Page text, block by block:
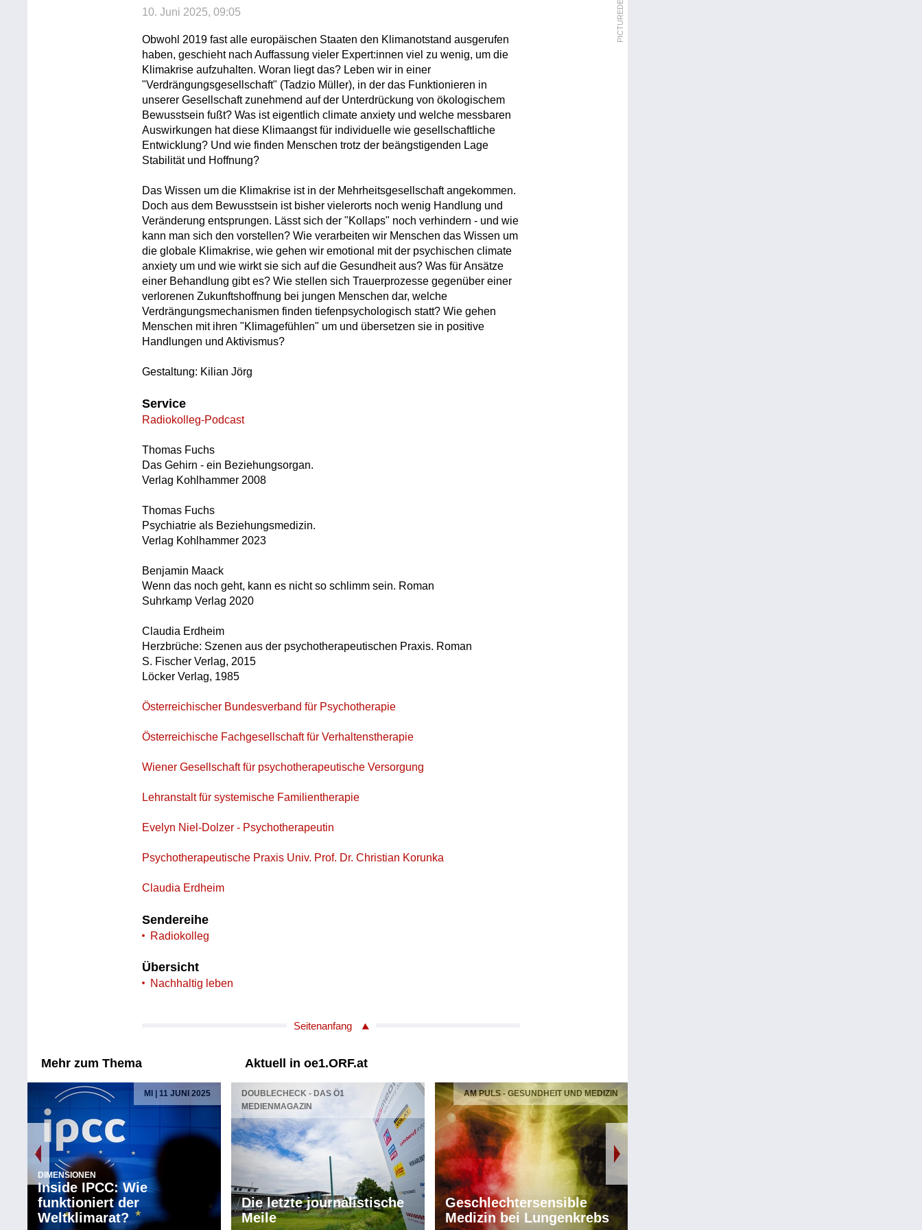
10. Juni 2025, 09:05
Obwohl 2019 fast alle europäischen Staaten den Klimanotstand ausgerufen
haben, geschieht nach Auffassung vieler Expert:innen viel zu wenig, um die
Klimakrise aufzuhalten. Woran liegt das? Leben wir in einer
"Verdrängungsgesellschaft" (Tadzio Müller), in der das Funktionieren in
unserer Gesellschaft zunehmend auf der Unterdrückung von ökologischem
Bewusstsein fußt? Was ist eigentlich climate anxiety und welche messbaren
Auswirkungen hat diese Klimaangst für individuelle wie gesellschaftliche
Entwicklung? Und wie finden Menschen trotz der beängstigenden Lage
Stabilität und Hoffnung?
Das Wissen um die Klimakrise ist in der Mehrheitsgesellschaft angekommen.
Doch aus dem Bewusstsein ist bisher vielerorts noch wenig Handlung und
Veränderung entsprungen. Lässt sich der "Kollaps" noch verhindern - und wie
kann man sich den vorstellen? Wie verarbeiten wir Menschen das Wissen um
die globale Klimakrise, wie gehen wir emotional mit der psychischen climate
anxiety um und wie wirkt sie sich auf die Gesundheit aus? Was für Ansätze
einer Behandlung gibt es? Wie stellen sich Trauerprozesse gegenüber einer
verlorenen Zukunftshoffnung bei jungen Menschen dar, welche
Verdrängungsmechanismen finden tiefenpsychologisch statt? Wie gehen
Menschen mit ihren "Klimagefühlen" um und übersetzen sie in positive
Handlungen und Aktivismus?
Gestaltung: Kilian Jörg
Service
Radiokolleg-Podcast
Thomas Fuchs
Das Gehirn - ein Beziehungsorgan.
Verlag Kohlhammer 2008
Thomas Fuchs
Psychiatrie als Beziehungsmedizin.
Verlag Kohlhammer 2023
Benjamin Maack
Wenn das noch geht, kann es nicht so schlimm sein. Roman
Suhrkamp Verlag 2020
Claudia Erdheim
Herzbrüche: Szenen aus der psychotherapeutischen Praxis. Roman
S. Fischer Verlag, 2015
Löcker Verlag, 1985
Österreichischer Bundesverband für Psychotherapie
Österreichische Fachgesellschaft für Verhaltenstherapie
Wiener Gesellschaft für psychotherapeutische Versorgung
Lehranstalt für systemische Familientherapie
Evelyn Niel-Dolzer - Psychotherapeutin
Psychotherapeutische Praxis Univ. Prof. Dr. Christian Korunka
Claudia Erdheim
Sendereihe
Radiokolleg
Übersicht
Nachhaltig leben
Seitenanfang
Mehr zum Thema
MI | 11 JUNI 2025
DIMENSIONEN
Inside IPCC: Wie
funktioniert der
Weltklimarat?
Aktuell in oe1.ORF.at
DOUBLECHECK - DAS Ö1
MEDIENMAGAZIN
Die letzte journalistische
Meile
AM PULS - GESUNDHEIT UND MEDIZIN
Geschlechtersensible
Medizin bei Lungenkrebs